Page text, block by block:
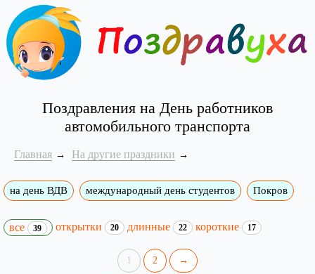
Поздравления на День работников
автомобильного транспорта
Главная На другие праздники
на день ВДВ международный день студентов Покров
все 39 открытки 20 длинные 22 короткие 17
1 2 →